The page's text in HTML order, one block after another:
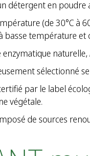
détergent en
(de 30°C à
basse température et
enzymatique
sélectionné
par le label
végétale.
de sources